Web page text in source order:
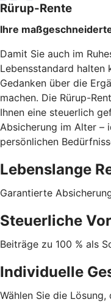
Rürup-Rente
Ihre
Damit Sie auch im
Lebensstandard halten
Gedanken über die
machen. Die Rürup-
Ihnen eine steuerlich
Absicherung im Alter –
persönlichen
Lebenslange
Garantierte
Steuerliche
Beiträge zu 100 % als
Individuelle
Wählen Sie die Lösung,